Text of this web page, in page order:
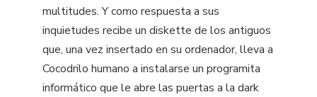
multitudes. Y como respuesta a sus
inquietudes recibe un diskette de los antiguos
que, una vez insertado en su ordenador, lleva a
Cocodrilo humano a instalarse un programita
informático que le abre las puertas a la dark